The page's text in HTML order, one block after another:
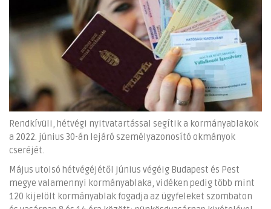
Rendkívüli, hétvégi nyitvatartással segítik a kormányablakok
a 2022. június 30-án lejáró személyazonosító okmányok
cseréjét.
Május utolsó hétvégéjétől június végéig Budapest és Pest
megye valamennyi kormányablaka, vidéken pedig több mint
120 kijelölt kormányablak fogadja az ügyfeleket szombaton